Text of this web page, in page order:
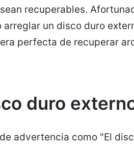
recuperables.
un disco duro
perfecta de recuperar
duro
advertencia como "El